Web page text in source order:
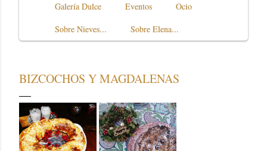
Galería Dulce
Eventos
Ocio
Sobre Nieves...
Sobre Elena...
BIZCOCHOS Y MAGDALENAS